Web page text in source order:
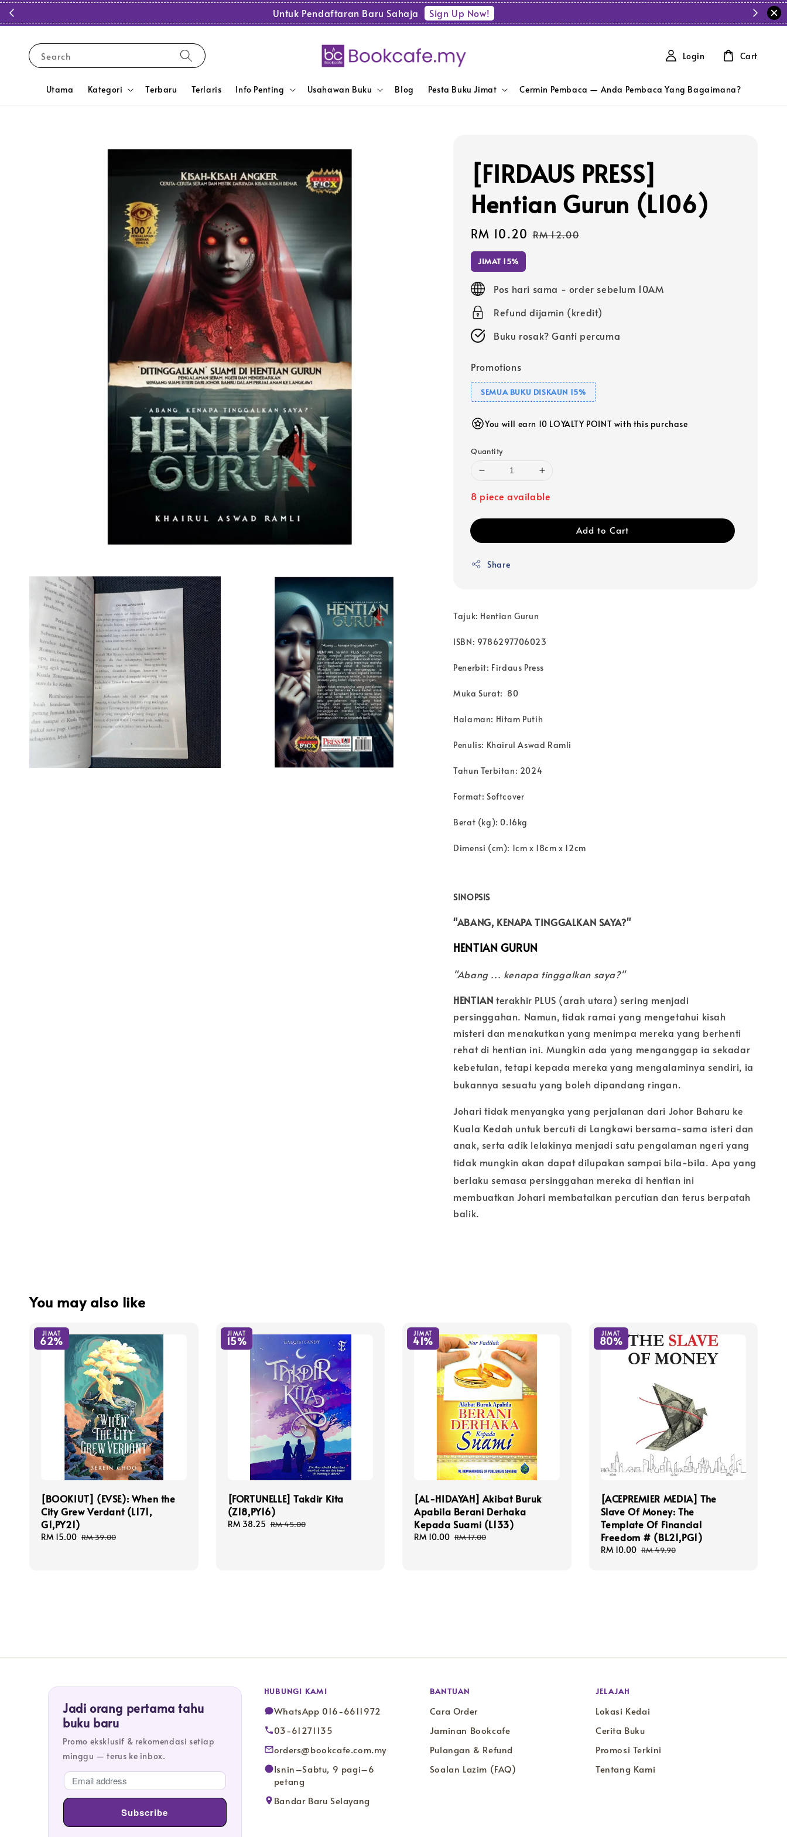
Untuk Pendaftaran Baru Sahaja Sign Up Now!
Search
Utama Kategori Terbaru Terlaris Info Penting Usahawan Buku Blog Pesta Buku Jimat Cermin Pembaca — Anda Pembaca Yang Bagaimana?
Login Cart
[FIRDAUS PRESS]
Hentian Gurun (L106)
Sale
price
RM 10.20 Regular
RM 12.00
JIMAT 15%
Pos hari sama - order sebelum 10AM
Refund dijamin (kredit)
Buku rosak? Ganti percuma
Promotions
SEMUA BUKU DISKAUN 15%
You will earn 10 LOYALTY POINT with this purchase
Quantity
8 piece available
Add to Cart
Share
Tajuk: Hentian Gurun
ISBN: 9786297706023
Penerbit: Firdaus Press
Muka Surat: 80
Halaman: Hitam Putih
Penulis: Khairul Aswad Ramli
Tahun Terbitan: 2024
Format: Softcover
Berat (kg): 0.16kg
Dimensi (cm): 1cm x 18cm x 12cm
SINOPSIS
"ABANG, KENAPA TINGGALKAN SAYA?"
HENTIAN GURUN
"Abang ... kenapa tinggalkan saya?"
HENTIAN terakhir PLUS (arah utara) sering menjadi
persinggahan. Namun, tidak ramai yang mengetahui kisah
misteri dan menakutkan yang menimpa mereka yang berhenti
rehat di hentian ini. Mungkin ada yang menganggap ia sekadar
kebetulan, tetapi kepada mereka yang mengalaminya sendiri, ia
bukannya sesuatu yang boleh dipandang ringan.
Johari tidak menyangka yang perjalanan dari Johor Baharu ke
Kuala Kedah untuk bercuti di Langkawi bersama-sama isteri dan
anak, serta adik lelakinya menjadi satu pengalaman ngeri yang
tidak mungkin akan dapat dilupakan sampai bila-bila. Apa yang
berlaku semasa persinggahan mereka di hentian ini
membuatkan Johari membatalkan percutian dan terus berpatah
balik.
You may also like
JIMAT
62%
[BOOKIUT] (EVSE): When the
City Grew Verdant (L171,
G1,PY21)
Sale
RM 15.00 Regular
RM 39.00
JIMAT
15%
[FORTUNELLE] Takdir Kita
(Z18,PY16)
Sale
RM 38.25 Regular
RM 45.00
JIMAT
41%
[AL-HIDAYAH] Akibat Buruk
Apabila Berani Derhaka
Kepada Suami (L133)
Sale
RM 10.00 Regular
RM 17.00
JIMAT
80%
[ACEPREMIER MEDIA] The
Slave Of Money: The
Template Of Financial
Freedom # (BL21,PG1)
Sale
RM 10.00 Regular
RM 49.90
Jadi orang pertama tahu
buku baru
Promo eksklusif & rekomendasi setiap
minggu — terus ke inbox.
HUBUNGI KAMI
WhatsApp 016-6611972
03-61271135
orders@bookcafe.com.my
Isnin–Sabtu, 9 pagi–6
petang
Bandar Baru Selayang
BANTUAN
Cara Order
Jaminan Bookcafe
Pulangan & Refund
Soalan Lazim (FAQ)
JELAJAH
Lokasi Kedai
Cerita Buku
Promosi Terkini
Tentang Kami